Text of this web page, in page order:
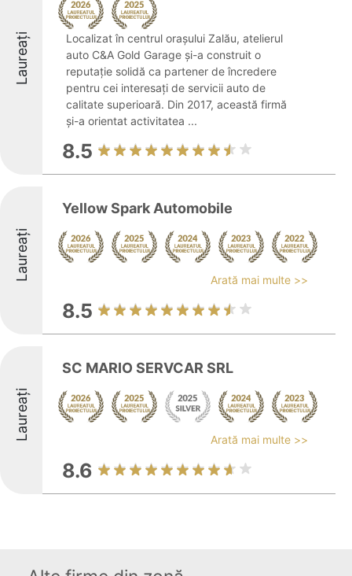
Laureați
Localizat în centrul orașului Zalău, atelierul
auto C&A Gold Garage și-a construit o
reputație solidă ca partener de încredere
pentru cei interesați de servicii auto de
calitate superioară. Din 2017, această firmă
și-a orientat activitatea ...
8.5
Laureați
Yellow Spark Automobile
Arată mai multe >>
8.5
Laureați
SC MARIO SERVCAR SRL
Arată mai multe >>
8.6